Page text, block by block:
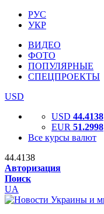
РУС
УКР
ВИДЕО
ФОТО
ПОПУЛЯРНЫЕ
СПЕЦПРОЕКТЫ
USD
USD 44.4138
EUR 51.2998
Все курсы валют
44.4138
Авторизация
Поиск
UA